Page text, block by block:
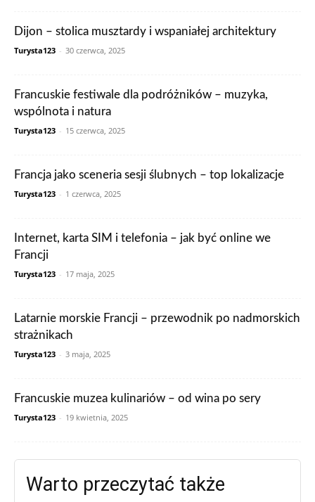
Dijon – stolica musztardy i wspaniałej architektury
Turysta123 - 30 czerwca, 2025
Francuskie festiwale dla podróżników – muzyka,
wspólnota i natura
Turysta123 - 15 czerwca, 2025
Francja jako sceneria sesji ślubnych – top lokalizacje
Turysta123 - 1 czerwca, 2025
Internet, karta SIM i telefonia – jak być online we
Francji
Turysta123 - 17 maja, 2025
Latarnie morskie Francji – przewodnik po nadmorskich
strażnikach
Turysta123 - 3 maja, 2025
Francuskie muzea kulinariów – od wina po sery
Turysta123 - 19 kwietnia, 2025
Warto przeczytać także